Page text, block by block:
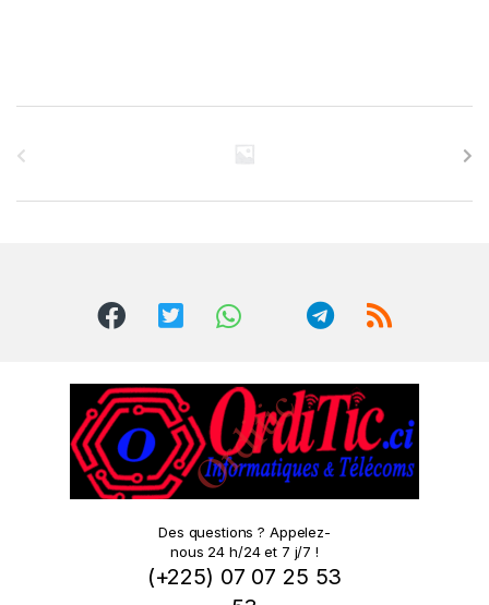
Des questions ? Appelez-
nous 24 h/24 et 7 j/7 !
(+225) 07 07 25 53